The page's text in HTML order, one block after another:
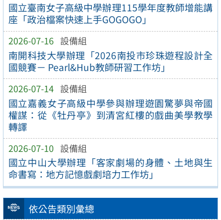
國立臺南女子高級中學辦理115學年度教師增能講
座「政治檔案快速上手GOGOGO」
2026-07-16 設備組
南開科技大學辦理「2026南投市珍珠遊程設計全
國競賽－ Pearl&Hub教師研習工作坊」
2026-07-14 設備組
國立嘉義女子高級中學參與辦理遊園驚夢與帝國
權謀：從《牡丹亭》到清宮紅樓的戲曲美學教學
轉譯
2026-07-10 設備組
國立中山大學辦理「客家劇場的身體、土地與生
命書寫：地方記憶戲劇培力工作坊」
依公告類別彙總